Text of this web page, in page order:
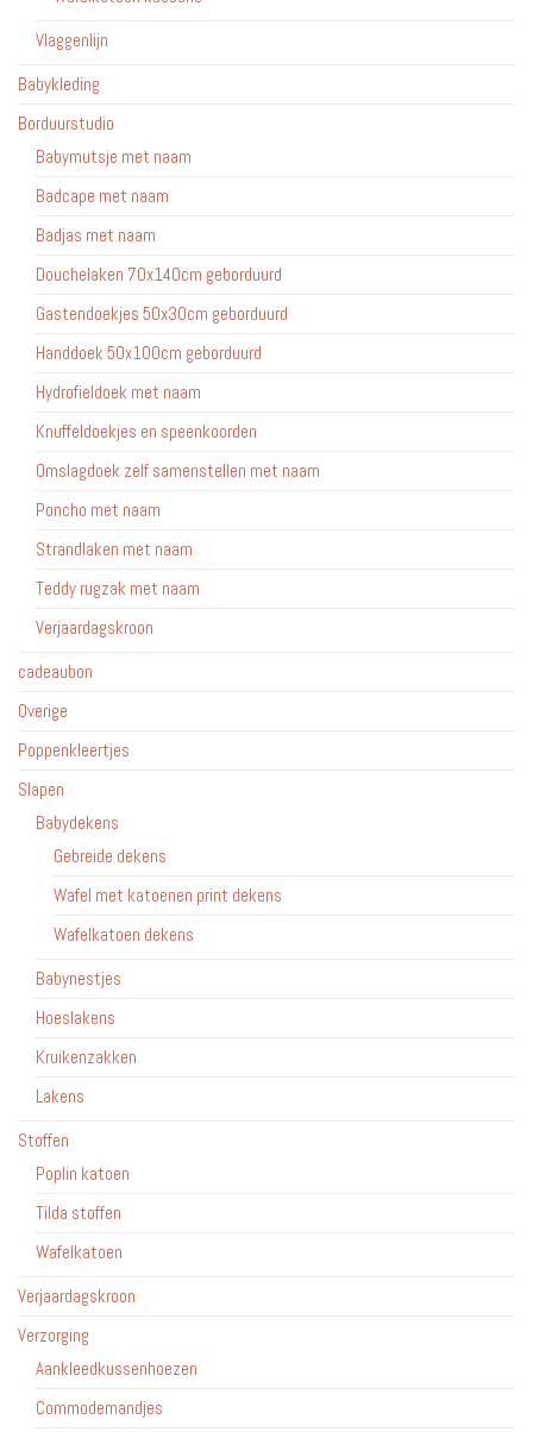
Vlaggenlijn
Babykleding
Borduurstudio
Babymutsje met naam
Badcape met naam
Badjas met naam
Douchelaken 70x140cm geborduurd
Gastendoekjes 50x30cm geborduurd
Handdoek 50x100cm geborduurd
Hydrofieldoek met naam
Knuffeldoekjes en speenkoorden
Omslagdoek zelf samenstellen met naam
Poncho met naam
Strandlaken met naam
Teddy rugzak met naam
Verjaardagskroon
cadeaubon
Overige
Poppenkleertjes
Slapen
Babydekens
Gebreide dekens
Wafel met katoenen print dekens
Wafelkatoen dekens
Babynestjes
Hoeslakens
Kruikenzakken
Lakens
Stoffen
Poplin katoen
Tilda stoffen
Wafelkatoen
Verjaardagskroon
Verzorging
Aankleedkussenhoezen
Commodemandjes